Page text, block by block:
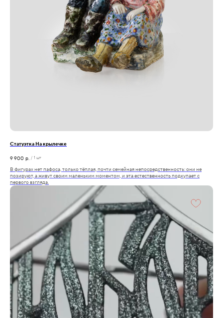
Статуэтка На крылечке
9 900 р. / 1 шт
В фигурах нет пафоса, только тёплая, почти семейная непосредственность: они не
позируют, а живут своим маленьким моментом, и эта естественность подкупает с
первого взгляда.